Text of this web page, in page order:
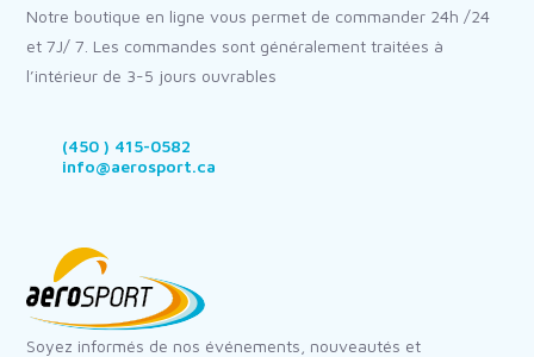
Notre boutique en ligne vous permet de commander 24h /24
et 7J/ 7. Les commandes sont généralement traitées à
l’intérieur de 3-5 jours ouvrables
(450 ) 415-0582
info@aerosport.ca
Soyez informés de nos événements, nouveautés et